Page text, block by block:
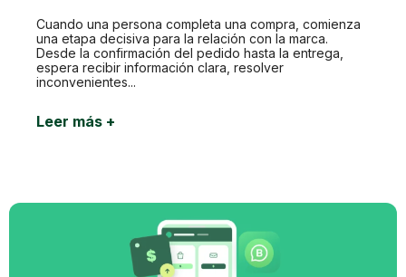
Cuando una persona completa una compra, comienza
una etapa decisiva para la relación con la marca.
Desde la confirmación del pedido hasta la entrega,
espera recibir información clara, resolver
inconvenientes...
Leer más +